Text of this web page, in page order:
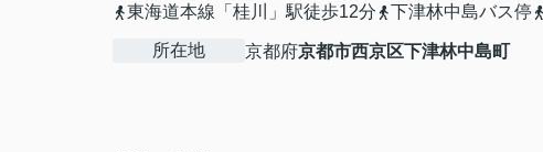
東海道本線「桂川」駅徒歩12分
下津林中島バス停
所在地 京都府京都市西京区下津林中島町